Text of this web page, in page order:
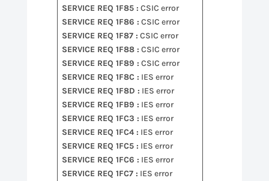
SERVICE REQ 1F85 : CSIC error
SERVICE REQ 1F86 : CSIC error
SERVICE REQ 1F87 : CSIC error
SERVICE REQ 1F88 : CSIC error
SERVICE REQ 1F89 : CSIC error
SERVICE REQ 1F8C : IES error
SERVICE REQ 1F8D : IES error
SERVICE REQ 1FB9 : IES error
SERVICE REQ 1FC3 : IES error
SERVICE REQ 1FC4 : IES error
SERVICE REQ 1FC5 : IES error
SERVICE REQ 1FC6 : IES error
SERVICE REQ 1FC7 : IES error